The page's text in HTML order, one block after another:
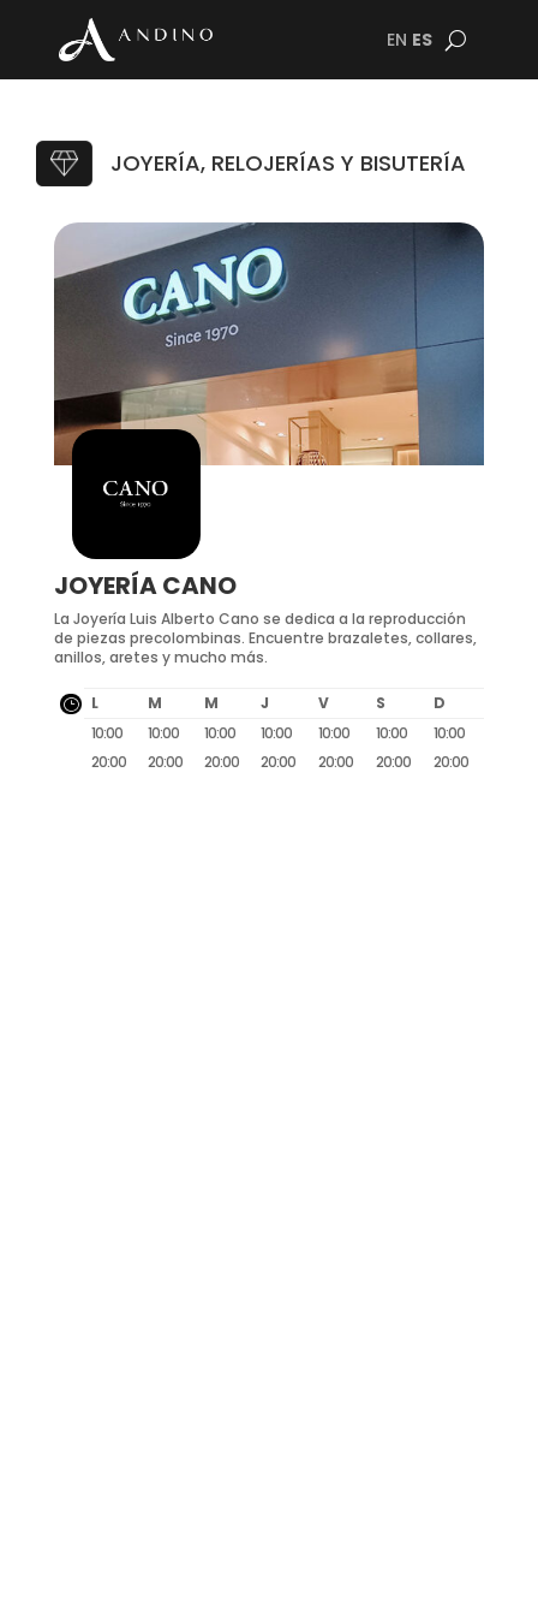
EN ES
JOYERÍA, RELOJERÍAS Y BISUTERÍA
JOYERÍA CANO
La Joyería Luis Alberto Cano se dedica a la reproducción
de piezas precolombinas. Encuentre brazaletes, collares,
anillos, aretes y mucho más.
L M M J V S
D
10:00
20:00
10:00
20:00
10:00
20:00
10:00
20:00
10:00
20:00
10:00
20:00
10:00
20:00
}